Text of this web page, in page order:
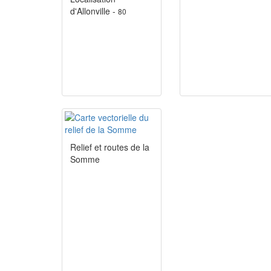
d'Allonville - 80
Relief et routes de la
Somme